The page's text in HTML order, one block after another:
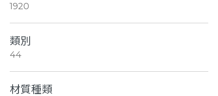
1920
類別
44
材質種類